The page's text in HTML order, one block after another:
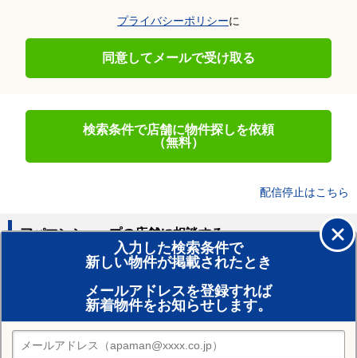
プライバシーポリシーに
同意してメールで受け取る
検索条件で店舗に物件探しを依頼
（無料）
配信停止はこちら
入力した検索条件で
新しい物件が掲載されたとき
メールアドレスを登録すれば
新着物件をお知らせします。
アパマンショップの店舗に相談する
賃貸のプロがお部屋探し！
おまかせ物件リクエスト
住みたい街の店舗を探す
店舗検索